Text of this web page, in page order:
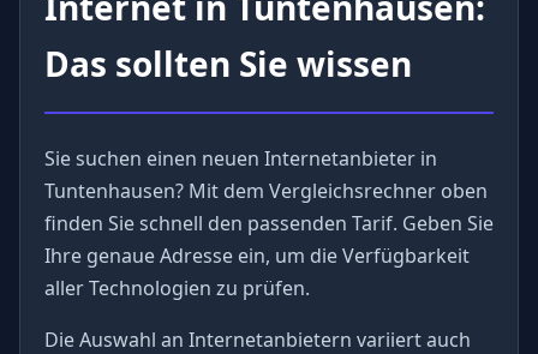
Das sollten Sie wissen
Sie suchen einen neuen Internetanbieter in
Tuntenhausen? Mit dem Vergleichsrechner oben
finden Sie schnell den passenden Tarif. Geben Sie
Ihre genaue Adresse ein, um die Verfügbarkeit
aller Technologien zu prüfen.
Die Auswahl an Internetanbietern variiert auch